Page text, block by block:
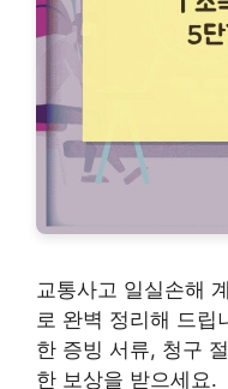
교통사고 일실손해
로 완벽 정리해 드립
한 증빙 서류, 청구
한 보상을 받으세요.